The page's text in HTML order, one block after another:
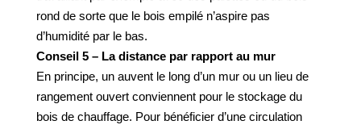
rond de sorte que le bois empilé n’aspire pas
d’humidité par le bas.
Conseil 5 – La distance par rapport au mur
En principe, un auvent le long d’un mur ou un lieu de
rangement ouvert conviennent pour le stockage du
bois de chauffage. Pour bénéficier d’une circulation